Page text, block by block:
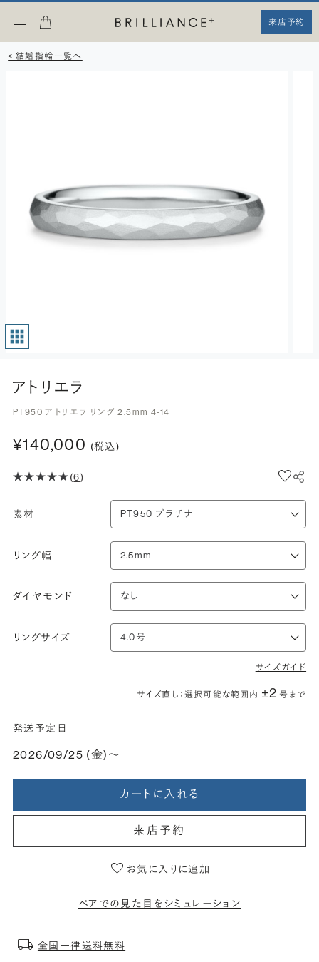
来店予約
< 結婚指輪一覧へ
アトリエラ
PT950 アトリエラ リング 2.5mm 4-14
¥140,000 (税込)
(6)
素材
リング幅
ダイヤモンド
リングサイズ
サイズガイド
サイズ直し：選択可能な範囲内 ±2 号まで
発送予定日
2026/09/25 (金)〜
カートに入れる
来店予約
お気に入りに追加
ペアでの見た目をシミュレーション
全国一律送料無料